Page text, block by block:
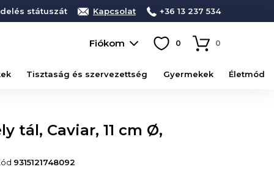
státuszát Kapcsolat +36 13 237 534
Fiókom 0 0
Tisztaság és szervezettség Gyermekek Életmód
tál, Caviar, 11 cm Ø,
9315121748092